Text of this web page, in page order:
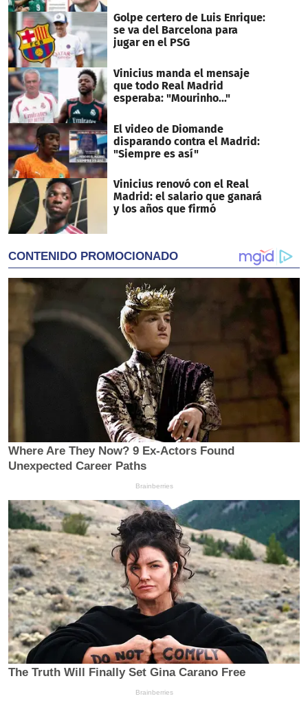
Golpe certero de Luis Enrique:
se va del Barcelona para
jugar en el PSG
Vinicius manda el mensaje
que todo Real Madrid
esperaba: "Mourinho..."
El video de Diomande
disparando contra el Madrid:
"Siempre es así"
Vinicius renovó con el Real
Madrid: el salario que ganará
y los años que firmó